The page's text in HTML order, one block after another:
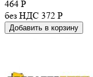
464 Р
без НДС 372 Р
Добавить в корзину